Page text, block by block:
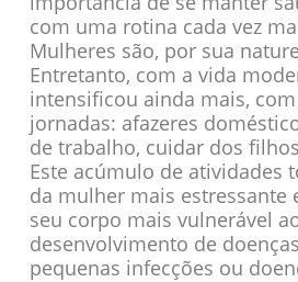
com uma rotina cada vez
Mulheres são, por sua
Entretanto, com a vida
intensificou ainda mais,
jornadas: afazeres
de trabalho, cuidar dos
Este acúmulo de atividades
da mulher mais estressante
seu corpo mais vulnerável
desenvolvimento de
pequenas infecções ou